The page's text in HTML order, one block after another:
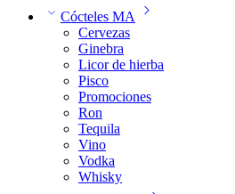
Cócteles MA
Cervezas
Ginebra
Licor de hierba
Pisco
Promociones
Ron
Tequila
Vino
Vodka
Whisky